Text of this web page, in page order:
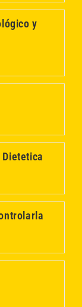
y
Dietetica